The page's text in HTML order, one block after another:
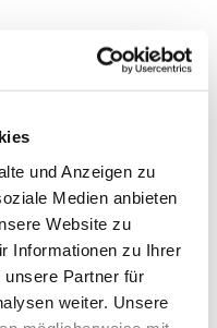
und Anzeigen zu
Medien anbieten
Website zu
Informationen zu Ihrer
unsere Partner für
weiter. Unsere